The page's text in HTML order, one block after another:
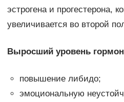
эстрогена и прогестерона,
увеличивается во второй
Выросший уровень
повышение либидо;
эмоциональную